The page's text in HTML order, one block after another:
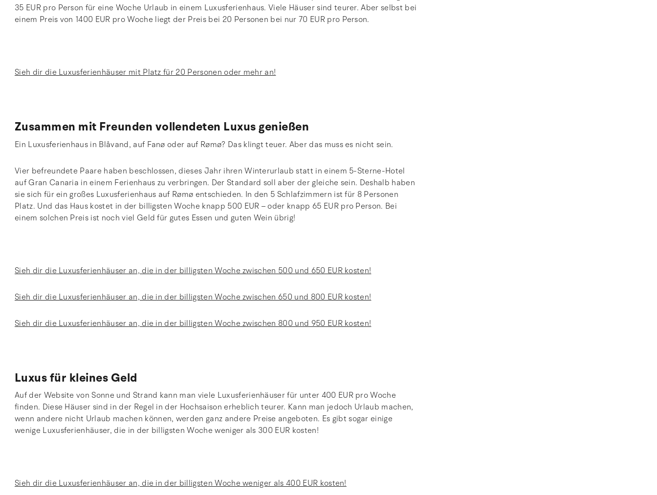
35 EUR pro Person für eine Woche Urlaub in einem Luxusferienhaus. Viele Häuser sind teurer. Aber selbst bei
einem Preis von 1400 EUR pro Woche liegt der Preis bei 20 Personen bei nur 70 EUR pro Person.
Sieh dir die Luxusferienhäuser mit Platz für 20 Personen oder mehr an!
Zusammen mit Freunden vollendeten Luxus genießen
Ein Luxusferienhaus in Blåvand, auf Fanø oder auf Rømø? Das klingt teuer. Aber das muss es nicht sein.
Vier befreundete Paare haben beschlossen, dieses Jahr ihren Winterurlaub statt in einem 5-Sterne-Hotel
auf Gran Canaria in einem Ferienhaus zu verbringen. Der Standard soll aber der gleiche sein. Deshalb haben
sie sich für ein großes Luxusferienhaus auf Rømø entschieden. In den 5 Schlafzimmern ist für 8 Personen
Platz. Und das Haus kostet in der billigsten Woche knapp 500 EUR – oder knapp 65 EUR pro Person. Bei
einem solchen Preis ist noch viel Geld für gutes Essen und guten Wein übrig!
Sieh dir die Luxusferienhäuser an, die in der billigsten Woche zwischen 500 und 650 EUR kosten!
Sieh dir die Luxusferienhäuser an, die in der billigsten Woche zwischen 650 und 800 EUR kosten!
Sieh dir die Luxusferienhäuser an, die in der billigsten Woche zwischen 800 und 950 EUR kosten!
Luxus für kleines Geld
Auf der Website von Sonne und Strand kann man viele Luxusferienhäuser für unter 400 EUR pro Woche
finden. Diese Häuser sind in der Regel in der Hochsaison erheblich teurer. Kann man jedoch Urlaub machen,
wenn andere nicht Urlaub machen können, werden ganz andere Preise angeboten. Es gibt sogar einige
wenige Luxusferienhäuser, die in der billigsten Woche weniger als 300 EUR kosten!
Sieh dir die Luxusferienhäuser an, die in der billigsten Woche weniger als 400 EUR kosten!